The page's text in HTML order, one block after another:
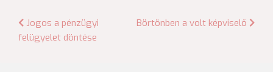
Bejegyzés
navigáció
Jogos a pénzügyi
felügyelet döntése
Börtönben a volt képviselő